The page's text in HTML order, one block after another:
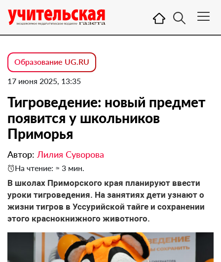
Образование UG.RU
17 июня 2025, 13:35
Тигроведение: новый предмет
появится у школьников
Приморья
Автор: Лилия Суворова
На чтение: ≈ 3 мин.
В школах Приморского края планируют ввести
уроки тигроведения. На занятиях дети узнают о
жизни тигров в Уссурийской тайге и сохранении
этого краснокнижного животного.